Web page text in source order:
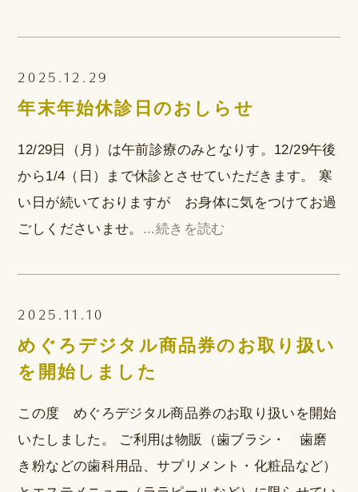
2025.12.29
年末年始休診日のおしらせ
12/29日（月）は午前診療のみとなりす。12/29午後
から1/4（日）まで休診とさせていただきます。 寒
い日が続いておりますが お身体に気をつけてお過
ごしくださいませ。 ...続きを読む
2025.11.10
めぐろデジタル商品券のお取り扱い
を開始しました
この度 めぐろデジタル商品券のお取り扱いを開始
いたしました。 ご利用は物販（歯ブラシ・ 歯磨
き粉などの歯科用品、サプリメント・化粧品など）